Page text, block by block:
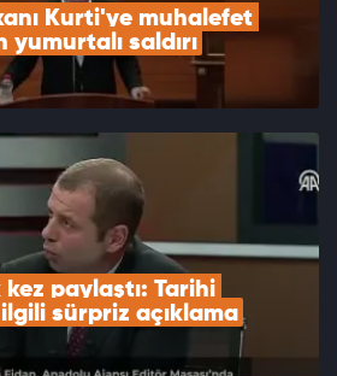
Kurti'ye muhalefet
saldırı
paylaştı: Tarihi
sürpriz açıklama